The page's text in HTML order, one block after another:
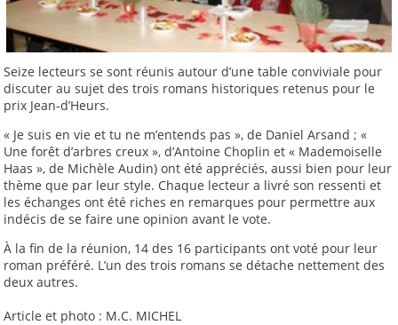
Seize lecteurs se sont réunis autour d’une table conviviale pour
discuter au sujet des trois romans historiques retenus pour le
prix Jean-d’Heurs.
« Je suis en vie et tu ne m’entends pas », de Daniel Arsand ; «
Une forêt d’arbres creux », d’Antoine Choplin et « Mademoiselle
Haas », de Michèle Audin) ont été appréciés, aussi bien pour leur
thème que par leur style. Chaque lecteur a livré son ressenti et
les échanges ont été riches en remarques pour permettre aux
indécis de se faire une opinion avant le vote.
À la fin de la réunion, 14 des 16 participants ont voté pour leur
roman préféré. L’un des trois romans se détache nettement des
deux autres.
Article et photo : M.C. MICHEL